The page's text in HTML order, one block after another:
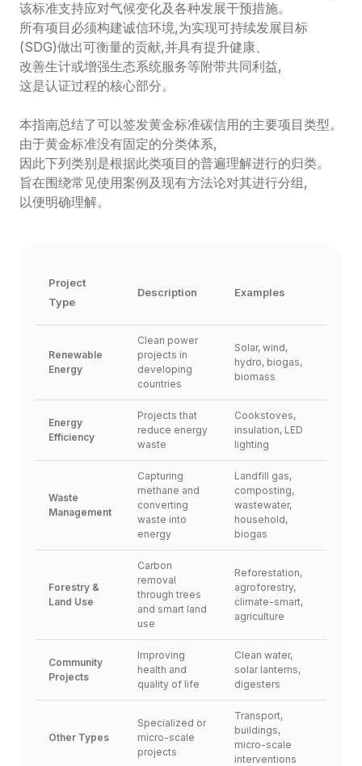
该标准支持应对气候变化及各种发展干预措施。
所有项目必须构建诚信环境,为实现可持续发展目标
(SDG)做出可衡量的贡献,并具有提升健康、
改善生计或增强生态系统服务等附带共同利益,
这是认证过程的核心部分。
本指南总结了可以签发黄金标准碳信用的主要项目类型。
由于黄金标准没有固定的分类体系,
因此下列类别是根据此类项目的普遍理解进行的归类。
旨在围绕常见使用案例及现有方法论对其进行分组,
以便明确理解。
Project
Type
Description Examples
Renewable
Energy
Clean power
projects in
developing
countries
Solar, wind,
hydro, biogas,
biomass
Energy
Efficiency
Projects that
reduce energy
waste
Cookstoves,
insulation, LED
lighting
Waste
Management
Capturing
methane and
converting
waste into
energy
Landfill gas,
composting,
wastewater,
household,
biogas
Forestry &
Land Use
Carbon
removal
through trees
and smart land
use
Reforestation,
agroforestry,
climate-smart,
agriculture
Community
Projects
Improving
health and
quality of life
Clean water,
solar lanterns,
digesters
Other Types
Specialized or
micro-scale
projects
Transport,
buildings,
micro-scale
interventions